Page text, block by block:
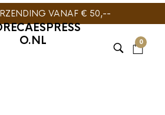
VANAF € 50,--
O.NL
0